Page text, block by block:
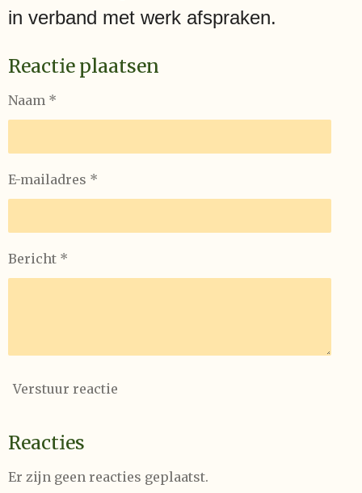
in verband met werk afspraken.
Reactie plaatsen
Naam *
E-mailadres *
Bericht *
Verstuur reactie
Reacties
Er zijn geen reacties geplaatst.